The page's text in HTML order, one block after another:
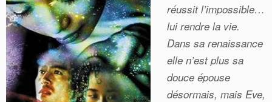
réussit l’impossible…
lui rendre la vie.
Dans sa renaissance
elle n’est plus sa
douce épouse
désormais, mais Eve,